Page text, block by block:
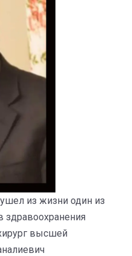
из жизни один из
здравоохранения
высшей